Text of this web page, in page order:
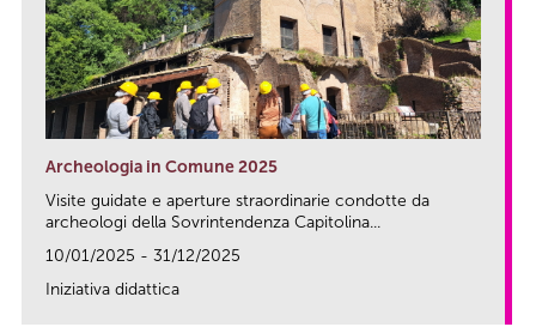
Archeologia in Comune 2025
Visite guidate e aperture straordinarie condotte da
archeologi della Sovrintendenza Capitolina...
10/01/2025 - 31/12/2025
Iniziativa didattica